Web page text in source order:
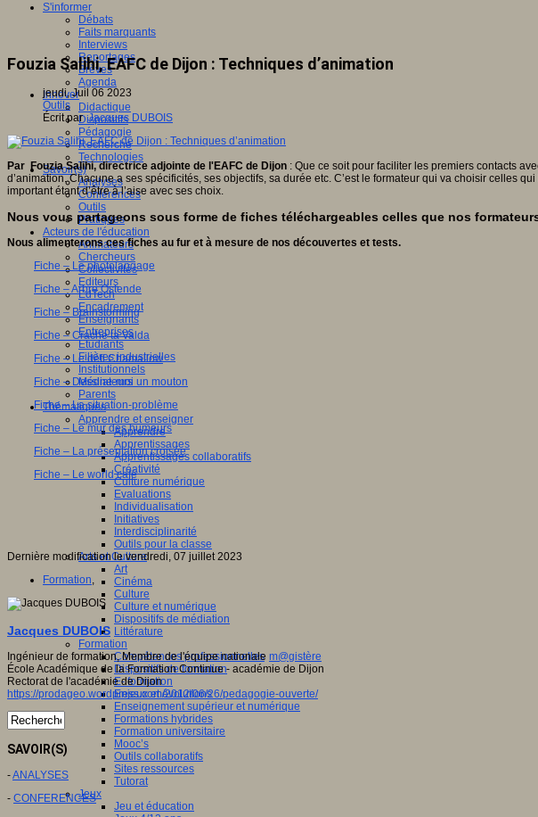
S'informer
Débats
Faits marquants
Interviews
Reportages
Brèves
Agenda
Innover
Didactique
Dispositifs
Pédagogie
Recherche
Technologies
Savoir(s)
Analyses
Conférences
Outils
Pratiques
Acteurs de l'éducation
Animateurs
Chercheurs
Collectivités
Editeurs
EdTech
Encadrement
Enseignants
Entreprises
Etudiants
Filières industrielles
Institutionnels
Médiateurs
Parents
Thématiques
Apprendre et enseigner
Apprendre
Apprentissages
Apprentissages collaboratifs
Créativité
Culture numérique
Evaluations
Individualisation
Initiatives
Interdisciplinarité
Outils pour la classe
Arts et Culture
Art
Cinéma
Culture
Culture et numérique
Dispositifs de médiation
Littérature
Formation
Compétences professionnelles
Dispositifs de formation
E- formation
Enjeux et évolutions
Enseignement supérieur et numérique
Formations hybrides
Formation universitaire
Mooc’s
Outils collaboratifs
Sites ressources
Tutorat
Jeux
Jeu et éducation
Fouzia Salihi, EAFC de Dijon : Techniques d’animation
jeudi, Juil 06 2023
Outils
Écrit parJacques DUBOIS
Par Fouzia Salihi, directrice adjointe de l'EAFC de Dijon : Que ce soit pour faciliter les premiers contacts
d’animation. Chacune a ses spécificités, ses objectifs, sa durée etc. C’est le formateur qui va choisir
important étant d’être à l’aise avec ses choix.
Nous vous partageons sous forme de fiches téléchargeables celles que nos
Nous alimenterons ces fiches au fur et à mesure de nos découvertes et tests.
Fiche – Le photolangage
Fiche – Arbre Ostende
Fiche – Brainstorming
Fiche – Crache ta Valda
Fiche – Le défi Chamallow
Fiche – Dessine-moi un mouton
Fiche – La situation-problème
Fiche – Le mur des humeurs
Fiche – La présentation croisée
Fiche – Le world café
Dernière modification le vendredi, 07 juillet 2023
Formation,
Jacques DUBOIS
Ingénieur de formation, Membre de l'équipe nationale m@gistère
École Académique de la Formation Continue - académie de Dijon
Rectorat de l'académie de Dijon
https://prodageo.wordpress.com/2012/06/26/pedagogie-ouverte/
SAVOIR(S)
-ANALYSES
- CONFERENCES